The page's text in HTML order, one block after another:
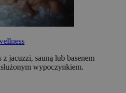
jacuzzi, sauną lub basenem
wypoczynkiem.